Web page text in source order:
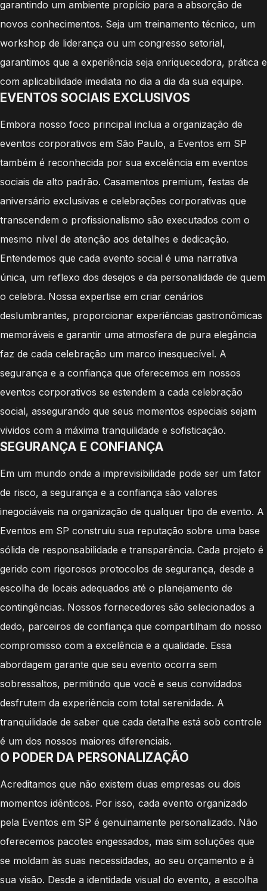
garantindo um ambiente propício para a absorção de
novos conhecimentos. Seja um treinamento técnico, um
workshop de liderança ou um congresso setorial,
garantimos que a experiência seja enriquecedora, prática e
com aplicabilidade imediata no dia a dia da sua equipe.
EVENTOS SOCIAIS EXCLUSIVOS
Embora nosso foco principal inclua a organização de
eventos corporativos em São Paulo, a Eventos em SP
também é reconhecida por sua excelência em eventos
sociais de alto padrão. Casamentos premium, festas de
aniversário exclusivas e celebrações corporativas que
transcendem o profissionalismo são executados com o
mesmo nível de atenção aos detalhes e dedicação.
Entendemos que cada evento social é uma narrativa
única, um reflexo dos desejos e da personalidade de quem
o celebra. Nossa expertise em criar cenários
deslumbrantes, proporcionar experiências gastronômicas
memoráveis e garantir uma atmosfera de pura elegância
faz de cada celebração um marco inesquecível. A
segurança e a confiança que oferecemos em nossos
eventos corporativos se estendem a cada celebração
social, assegurando que seus momentos especiais sejam
vividos com a máxima tranquilidade e sofisticação.
SEGURANÇA E CONFIANÇA
Em um mundo onde a imprevisibilidade pode ser um fator
de risco, a segurança e a confiança são valores
inegociáveis na organização de qualquer tipo de evento. A
Eventos em SP construiu sua reputação sobre uma base
sólida de responsabilidade e transparência. Cada projeto é
gerido com rigorosos protocolos de segurança, desde a
escolha de locais adequados até o planejamento de
contingências. Nossos fornecedores são selecionados a
dedo, parceiros de confiança que compartilham do nosso
compromisso com a excelência e a qualidade. Essa
abordagem garante que seu evento ocorra sem
sobressaltos, permitindo que você e seus convidados
desfrutem da experiência com total serenidade. A
tranquilidade de saber que cada detalhe está sob controle
é um dos nossos maiores diferenciais.
O PODER DA PERSONALIZAÇÃO
Acreditamos que não existem duas empresas ou dois
momentos idênticos. Por isso, cada evento organizado
pela Eventos em SP é genuinamente personalizado. Não
oferecemos pacotes engessados, mas sim soluções que
se moldam às suas necessidades, ao seu orçamento e à
sua visão. Desde a identidade visual do evento, a escolha